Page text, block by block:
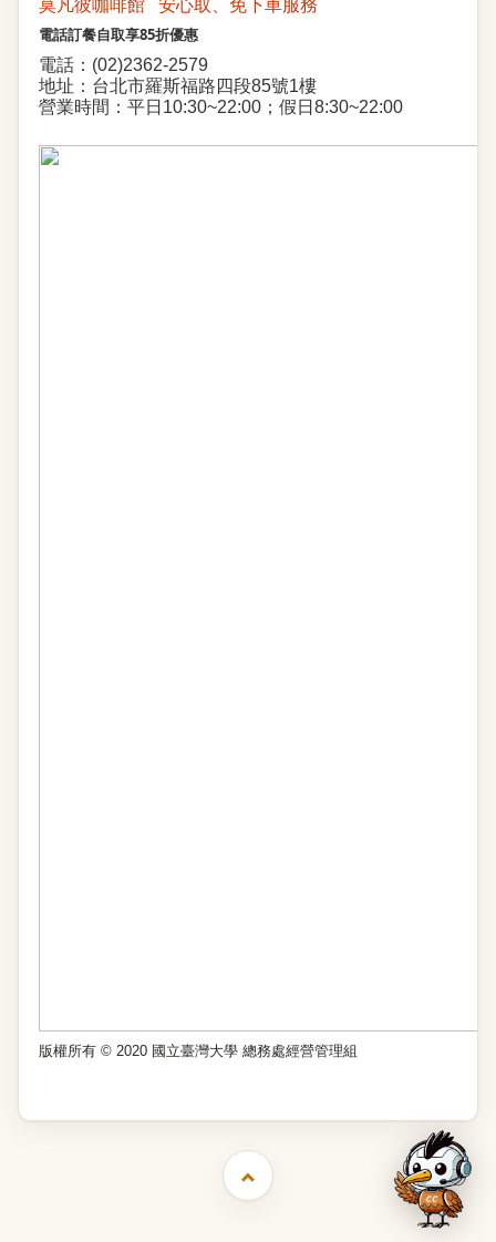
電話訂餐自取享85折優惠
電話：(02)2362-2579
地址：台北市羅斯福路四段85號1樓
營業時間：平日10:30~22:00；假日8:30~22:00
版權所有 © 2020 國立臺灣大學 總務處經營管理組